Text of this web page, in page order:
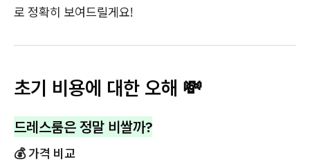
로 정확히 보여드릴게요!
초기 비용에 대한 오해 💸
드레스룸은 정말 비쌀까?
💰 가격 비교